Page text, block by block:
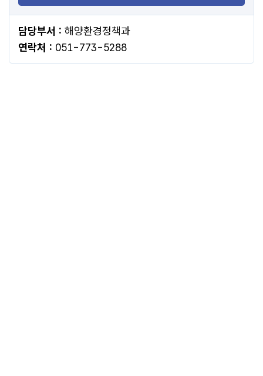
담당부서 : 해양환경정책과
연락처 : 051-773-5288